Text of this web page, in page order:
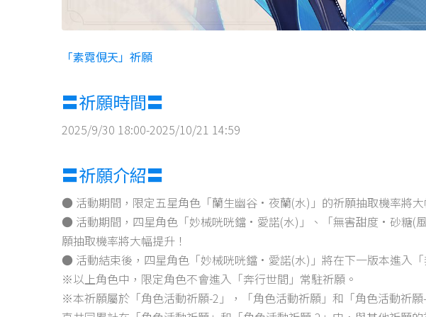
「素霓俔天」祈願
〓祈願時間〓
2025/9/30 18:00-2025/10/21 14:59
〓祈願介紹〓
● 活動期間，限定五星角色「蘭生幽谷·夜蘭(水)」的祈願抽取機率將大
● 活動期間，四星角色「妙械咣咣鐺·愛諾(水)」、「無害甜度·砂糖(
願抽取機率將大幅提升！
● 活動結束後，四星角色「妙械咣咣鐺·愛諾(水)」將在下一版本進入「
※以上角色中，限定角色不會進入「奔行世間」常駐祈願。
※本祈願屬於「角色活動祈願-2」，「角色活動祈願」和「角色活動祈